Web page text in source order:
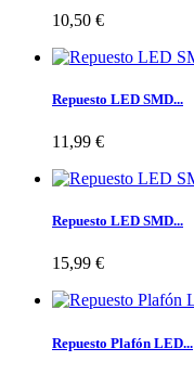
10,50 €
Repuesto LED SMD...
11,99 €
Repuesto LED SMD...
15,99 €
Repuesto Plafón LED...